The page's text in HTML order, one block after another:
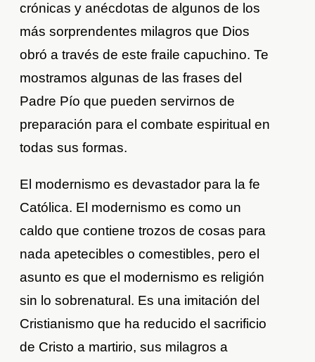
crónicas y anécdotas de algunos de los
más sorprendentes milagros que Dios
obró a través de este fraile capuchino. Te
mostramos algunas de las frases del
Padre Pío que pueden servirnos de
preparación para el combate espiritual en
todas sus formas.
El modernismo es devastador para la fe
Católica. El modernismo es como un
caldo que contiene trozos de cosas para
nada apetecibles o comestibles, pero el
asunto es que el modernismo es religión
sin lo sobrenatural. Es una imitación del
Cristianismo que ha reducido el sacrificio
de Cristo a martirio, sus milagros a